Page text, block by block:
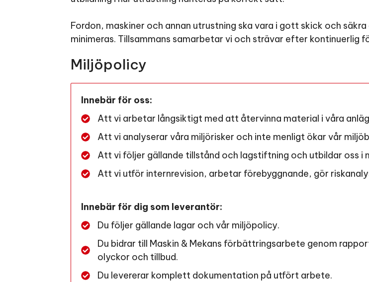
Fordon, maskiner och annan utrustning ska vara i gott skick och
minimeras. Tillsammans samarbetar vi och strävar efter
Miljöpolicy
Innebär för oss:
Att vi arbetar långsiktigt med att återvinna material i våra
Att vi analyserar våra miljörisker och inte menligt ökar vår
Att vi följer gällande tillstånd och lagstiftning och utbildar oss i
Att vi utför internrevision, arbetar förebyggnande, gör
Innebär för dig som leverantör:
Du följer gällande lagar och vår miljöpolicy.
Du bidrar till Maskin & Mekans förbättringsarbete genom
olyckor och tillbud.
Du levererar komplett dokumentation på utfört arbete.